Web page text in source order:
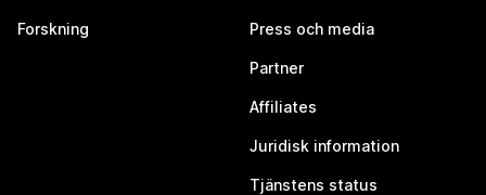
Forskning Press och media
Partner
Affiliates
Juridisk information
Tjänstens status